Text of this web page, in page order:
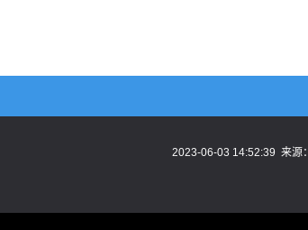
2023-06-03 14:52:39 来源：